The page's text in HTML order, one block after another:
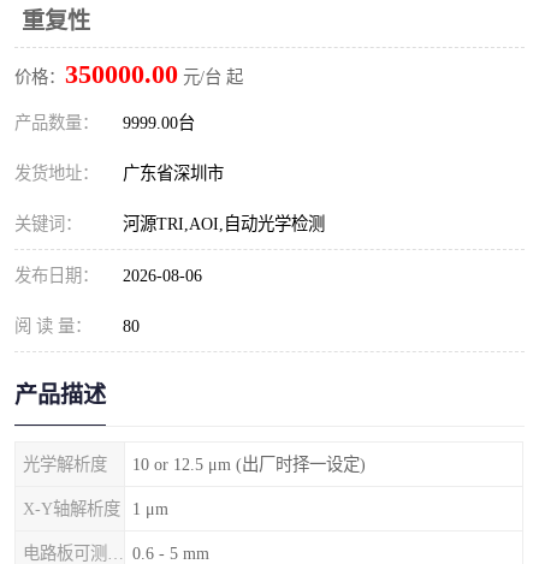
重复性
价格： 350000.00 元/台 起
产品数量： 9999.00台
发货地址： 广东省深圳市
关键词： 河源TRI,AOI,自动光学检测
发布日期： 2026-08-06
阅 读 量： 80
产品描述
光学解析度 10 or 12.5 μm (出厂时择一设定)
X-Y轴解析度 1 μm
0.6 - 5 mm